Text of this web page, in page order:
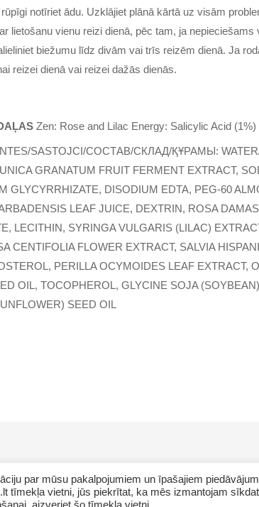
notīriet ādu. Uzklājiet plānā kārtā uz visām
lietošanu vienu reizi dienā, pēc tam, ja
biežumu līdz divām vai trīs reizēm dienā. Ja
reizei dienā vai reizei dažās dienās.
Zen: Rose and Lilac Energy: Salicylic Acid (1%)
SASTOJCI/СОСТАВ/СКЛАД/ҚҰРАМЫ: WATER/
GRANATUM FRUIT FERMENT EXTRACT,
GLYCYRRHIZATE, DISODIUM EDTA, PEG-60
LEAF JUICE, DEXTRIN, ROSA
LECITHIN, SYRINGA VULGARIS (LILAC)
CENTIFOLIA FLOWER EXTRACT, SALVIA
PERILLA OCYMOIDES LEAF EXTRACT,
OIL, TOCOPHEROL, GLYCINE SOJA
SEED OIL
par mūsu pakalpojumiem un īpašajiem
tīmekļa vietni, jūs piekrītat, ka mēs izmantojam